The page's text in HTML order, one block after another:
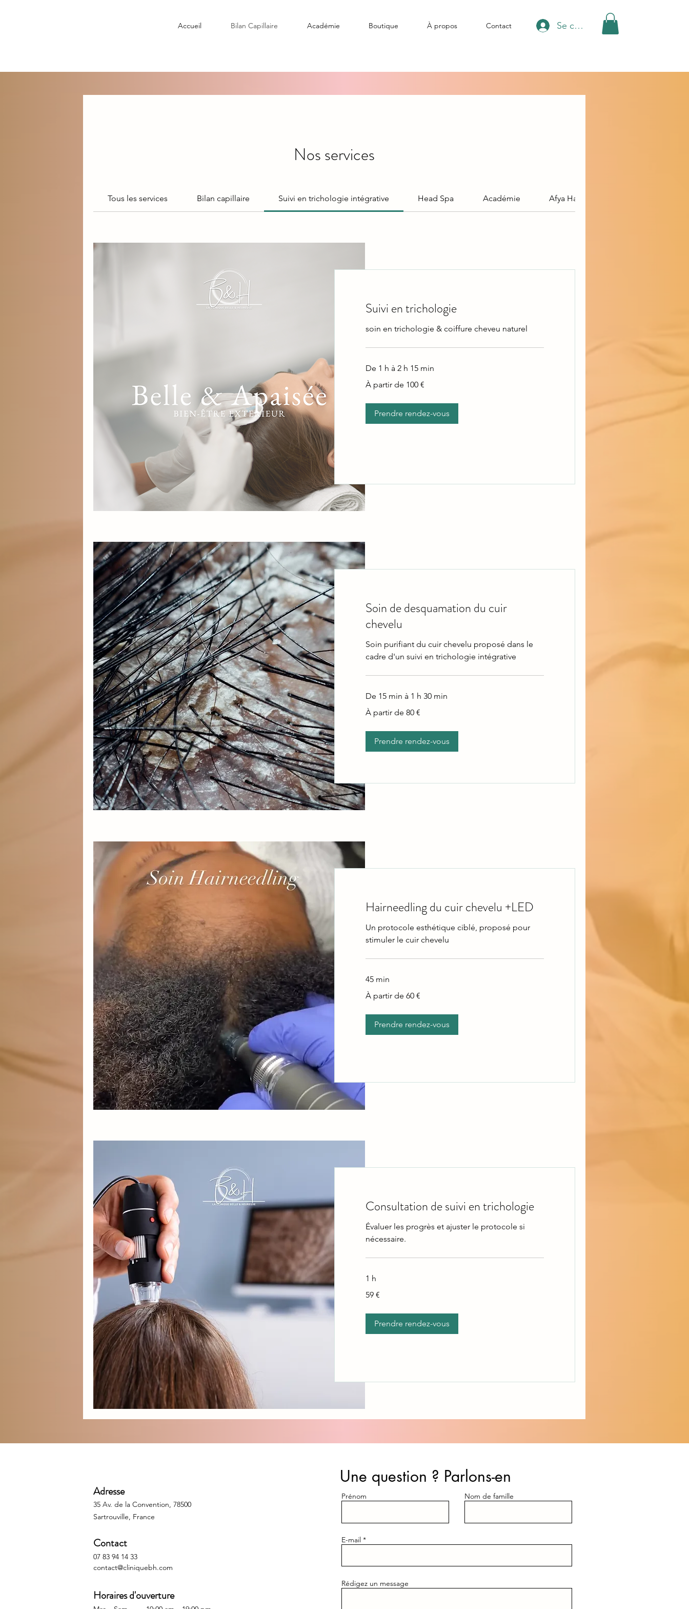
Accueil Bilan Capillaire Académie Boutique À propos Contact Se connecter
Nos services
Tous les services Bilan capillaire Suivi en trichologie intégrative Head Spa Académie Afya Hair ( Espace coiffure)
Suivi en trichologie
soin en trichologie & coiffure cheveu naturel
De 1 h à 2 h 15 min
À
partir
euros
À partir de 100 €
Prendre rendez-vous
Soin de desquamation du cuir
chevelu
Soin purifiant du cuir chevelu proposé dans le
cadre d'un suivi en trichologie intégrative
De 15 min à 1 h 30 min
À
partir
À partir de 80 €
Prendre rendez-vous
Hairneedling du cuir chevelu +LED
Un protocole esthétique ciblé, proposé pour
stimuler le cuir chevelu
45 min
À
partir
À partir de 60 €
Prendre rendez-vous
Consultation de suivi en trichologie
Évaluer les progrès et ajuster le protocole si
nécessaire.
1 h
euros
59 €
Prendre rendez-vous
Adresse
35 Av. de la Convention, 78500
Sartrouville, France
Contact
07 83 94 14 33
contact@cliniquebh.com
Horaires d'ouverture
Une question ? Parlons-en
Prénom Nom de famille
E-mail
Rédigez un message